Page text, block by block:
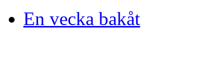
En vecka bakåt